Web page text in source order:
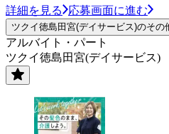
詳細を見る 応募画面に進む
ツクイ徳島田宮(デイサービス)のその
アルバイト・パート
ツクイ徳島田宮(デイサービス)